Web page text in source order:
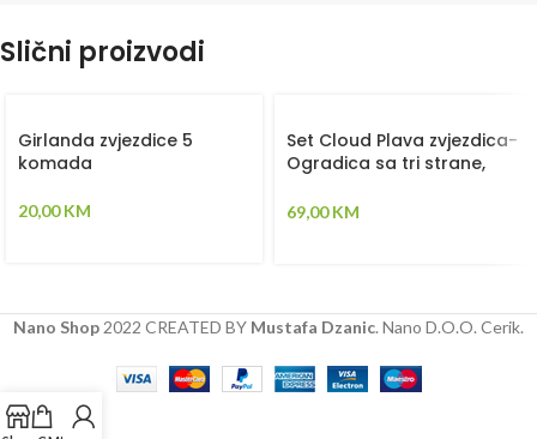
Slični proizvodi
Girlanda zvjezdice 5
komada
20,00KM
Set Cloud Plava zvjezdica-
Ogradica sa tri strane,
ukrasna jastuka –
69,00KM
Nano Shop 2022 CREATED BY Mustafa Dzanic. Nano D.O.O. Cerik.